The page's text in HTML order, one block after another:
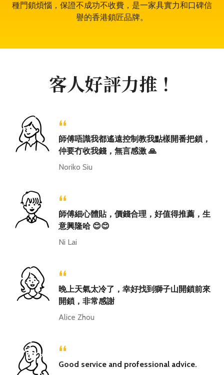
種門鎖煩惱，保證不成功不收費，是一家具實力和口碑信
譽的香港鎖匠品牌。
客人好評力推！
“
師傅唔識我都遙遠控制教我點樣開番把鎖，
仲要冇收我錢，無言感激 🙏
Noriko Siu
“
師傅細心體貼，價錢合理，好值得推薦，生
意興隆哈 😊😊
Ni Lai
“
晚上天氣太冷了，幸好找到獅子山開鎖前來
開鎖，非常感謝
Alice Zhou
“
Good service and professional advice.